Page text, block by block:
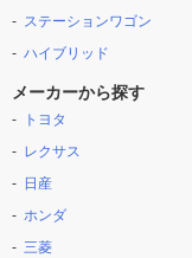
ステーションワゴン
ハイブリッド
メーカーから探す
トヨタ
レクサス
日産
ホンダ
三菱